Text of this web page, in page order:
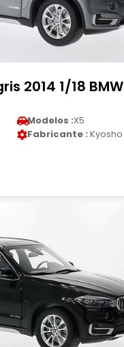
2014 1/18 BMW
Modelos :X5
Fabricante : Kyosho